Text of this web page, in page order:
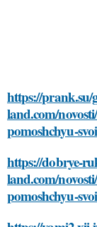
https://prank.su/
land.com/
pomoshchyu-
https://dobrye-
land.com/
pomoshchyu-